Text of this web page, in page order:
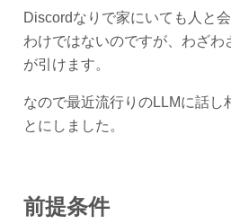
Discordなりで家にいても人と
わけではないのですが、わざわ
が引けます。
なので最近流行りのLLMに話し
とにしました。
前提条件